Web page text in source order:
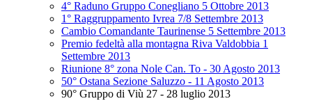
4° Raduno Gruppo Conegliano 5 Ottobre 2013
1° Raggruppamento Ivrea 7/8 Settembre 2013
Cambio Comandante Taurinense 5 Settembre 2013
Premio fedeltà alla montagna Riva Valdobbia 1
Settembre 2013
Riunione 8° zona Nole Can. To - 30 Agosto 2013
50° Ostana Sezione Saluzzo - 11 Agosto 2013
90° Gruppo di Viù 27 - 28 luglio 2013